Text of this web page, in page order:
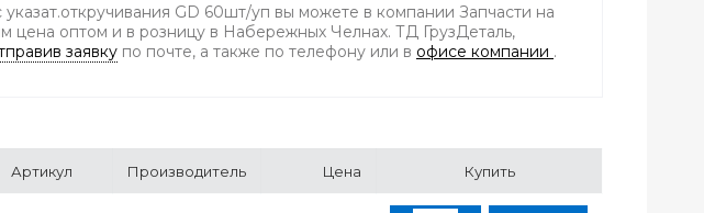
GD 60шт/уп вы можете в компании Запчасти на
цена оптом и в розницу в Набережных Челнах. ТД ГрузДеталь,
заявку по почте, а также по телефону или в офисе компании .
Артикул Производитель Цена Купить